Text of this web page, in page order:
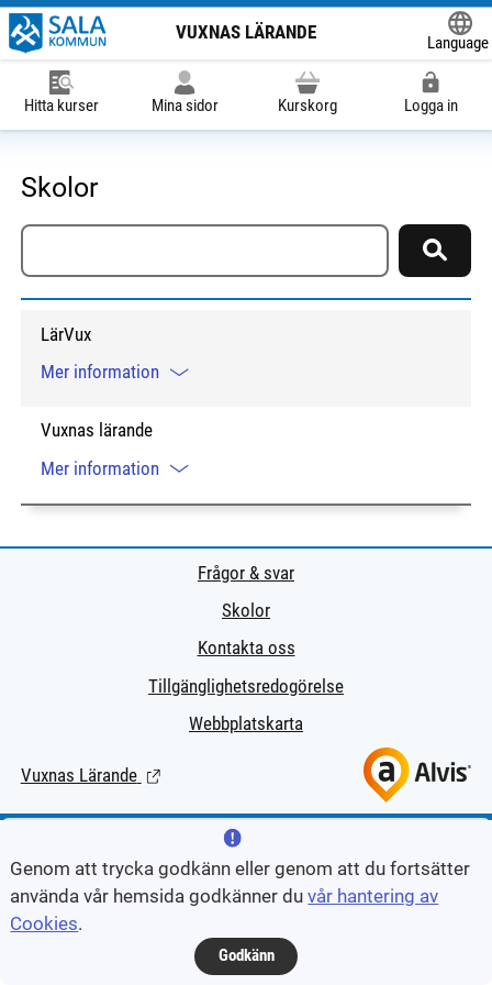
VUXNAS LÄRANDE
Language
Hitta kurser Mina sidor Kurskorg Logga in
Skolor
Sök
LärVux
Mer information
Vuxnas lärande
Mer information
Frågor & svar
Skolor
Kontakta oss
Tillgänglighetsredogörelse
Webbplatskarta
Vuxnas Lärande (Länk till extern sida.)
Genom att trycka godkänn eller genom att du fortsätter
använda vår hemsida godkänner duvår hantering av
Cookies.
Godkänn